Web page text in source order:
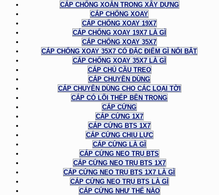
CÁP CHỐNG XOẮN TRONG XÂY DỰNG
CÁP CHỐNG XOAY
CÁP CHỐNG XOAY 19X7
CÁP CHỐNG XOAY 19X7 LÀ GÌ
CÁP CHỐNG XOAY 35X7
CÁP CHỐNG XOAY 35X7 CÓ ĐẶC ĐIỂM GÌ NỔI BẬT
CÁP CHỐNG XOAY 35X7 LÀ GÌ
CÁP CHỦ CẦU TREO
CÁP CHUYÊN DÙNG
CÁP CHUYÊN DÙNG CHO CÁC LOẠI TỜI
CÁP CÓ LÕI THÉP BÊN TRONG
CÁP CỨNG
CÁP CỨNG 1X7
CÁP CỨNG BTS 1X7
CÁP CỨNG CHỊU LỰC
CÁP CỨNG LÀ GÌ
CÁP CỨNG NEO TRỤ BTS
CÁP CỨNG NEO TRỤ BTS 1X7
CÁP CỨNG NEO TRỤ BTS 1X7 LÀ GÌ
CÁP CỨNG NEO TRỤ BTS LÀ GÌ
CÁP CỨNG NHƯ THẾ NÀO